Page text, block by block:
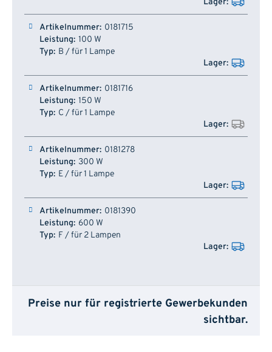
0181715
100 W
B / für 1 Lampe
0181716
150 W
C / für 1 Lampe
0181278
300 W
E / für 1 Lampe
0181390
600 W
F / für 2 Lampen
Preise nur für registrierte Gewerbekunden
sichtbar.